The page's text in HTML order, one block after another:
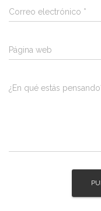
Correo electrónico *
Página web
¿En qué estás